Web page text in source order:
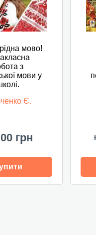
мово!
з
мови у
Є.
грн